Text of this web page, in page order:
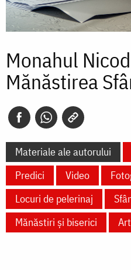
Monahul
Mănăstirea
Materiale ale autorului
Predici
Video
Locuri de pelerinaj
Mănăstiri și biserici